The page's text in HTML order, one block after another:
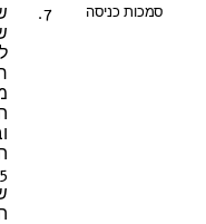
7. סמכות כניסה
5